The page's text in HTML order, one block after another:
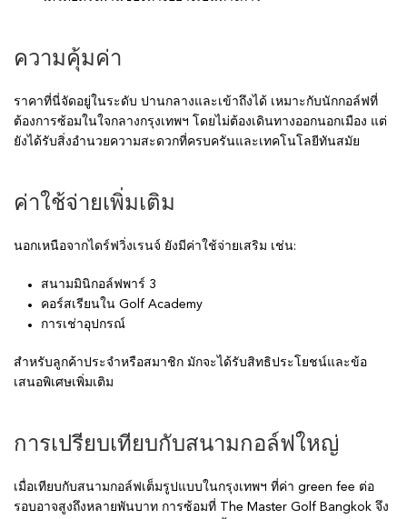
ความคุ้มค่า
ราคาที่นี่จัดอยู่ในระดับ ปานกลางและเข้าถึงได้ เหมาะกับนักกอล์ฟที่
ต้องการซ้อมในใจกลางกรุงเทพฯ โดยไม่ต้องเดินทางออกนอกเมือง แต่
ยังได้รับสิ่งอำนวยความสะดวกที่ครบครันและเทคโนโลยีทันสมัย
ค่าใช้จ่ายเพิ่มเติม
นอกเหนือจากไดร์ฟวิ่งเรนจ์ ยังมีค่าใช้จ่ายเสริม เช่น:
สนามมินิกอล์ฟพาร์ 3
คอร์สเรียนใน Golf Academy
การเช่าอุปกรณ์
สำหรับลูกค้าประจำหรือสมาชิก มักจะได้รับสิทธิประโยชน์และข้อ
เสนอพิเศษเพิ่มเติม
การเปรียบเทียบกับสนามกอล์ฟใหญ่
เมื่อเทียบกับสนามกอล์ฟเต็มรูปแบบในกรุงเทพฯ ที่ค่า green fee ต่อ
รอบอาจสูงถึงหลายพันบาท การซ้อมที่ The Master Golf Bangkok จึง